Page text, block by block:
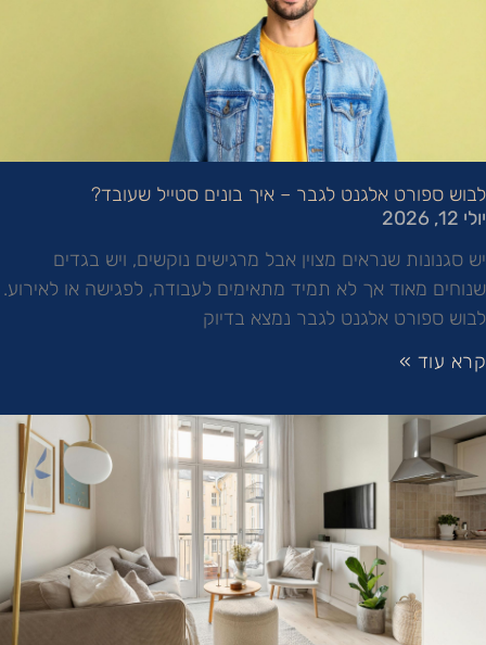
לבוש ספורט אלגנט לגבר – איך בונים סטייל שעובד?
יולי 12, 2026
יש סגנונות שנראים מצוין אבל מרגישים נוקשים, ויש בגדים
שנוחים מאוד אך לא תמיד מתאימים לעבודה, לפגישה או לאירוע.
לבוש ספורט אלגנט לגבר נמצא בדיוק
קרא עוד »